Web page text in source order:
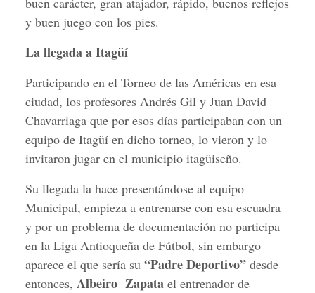
y buen juego con los pies.
La llegada a Itagüí
Participando en el Torneo de las Américas en esa
ciudad, los profesores Andrés Gil y Juan David
Chavarriaga que por esos días participaban con un
equipo de Itagüí en dicho torneo, lo vieron y lo
invitaron jugar en el municipio itagüiseño.
Su llegada la hace presentándose al equipo
Municipal, empieza a entrenarse con esa escuadra
y por un problema de documentación no participa
en la Liga Antioqueña de Fútbol, sin embargo
aparece el que sería su “Padre Deportivo” desde
entonces, Albeiro Zapata el entrenador de